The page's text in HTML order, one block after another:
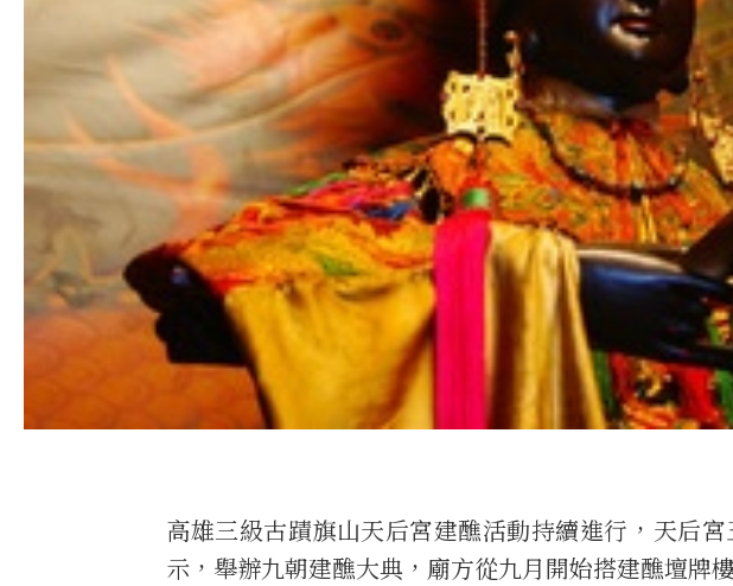
高雄三級古蹟旗山天后宮建醮活動持續進行，天后
示，舉辦九朝建醮大典，廟方從九月開始搭建醮壇牌